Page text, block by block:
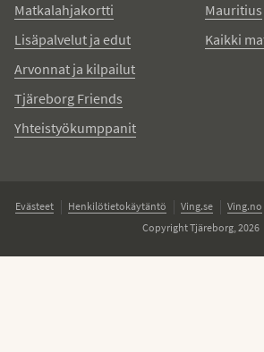
Matkalahjakortti
Lisäpalvelut ja edut
Arvonnat ja kilpailut
Tjäreborg Friends
Yhteistyökumppanit
Mauritius
Kaikki
Evästeet Henkilötietokäytäntö Ving.se Ving.no
Copyright Tjäreborg, 2026